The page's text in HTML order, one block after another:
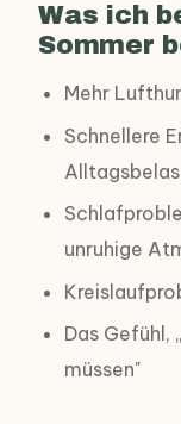
Was ich
Sommer
Mehr
Schnellere
unruhige
Das Gefühl,
müssen"